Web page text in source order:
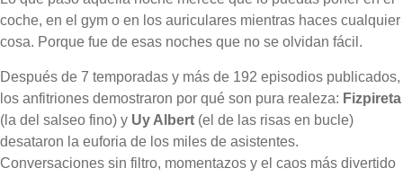
coche, en el gym o en los auriculares mientras haces cualquier
cosa. Porque fue de esas noches que no se olvidan fácil.
Después de 7 temporadas y más de 192 episodios publicados,
los anfitriones demostraron por qué son pura realeza: Fizpireta
(la del salseo fino) y Uy Albert (el de las risas en bucle)
desataron la euforia de los miles de asistentes.
Conversaciones sin filtro, momentazos y el caos más divertido